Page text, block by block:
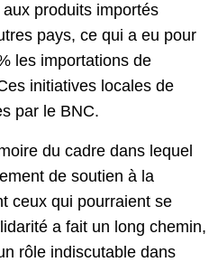
produits importés
pays, ce qui a eu pour
les importations de
initiatives locales de
par le BNC.
du cadre dans lequel
de soutien à la
ceux qui pourraient se
a fait un long chemin,
rôle indiscutable dans